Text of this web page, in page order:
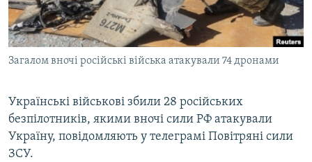
СПЕЦПРОЄКТИ
ПОДКАСТИ
РУС
УКР
КТАТ
Загалом вночі російські війська атакували 74 дронами
Українські військові збили 28 російських
безпілотників, якими вночі сили РФ атакували
Україну, повідомляють у телеграмі Повітряні сили
ЗСУ.